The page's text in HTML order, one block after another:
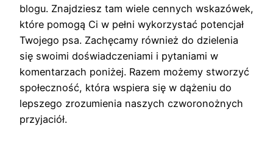
blogu. Znajdziesz tam wiele cennych wskazówek,
które pomogą Ci w pełni wykorzystać potencjał
Twojego psa. Zachęcamy również do dzielenia
się swoimi doświadczeniami i pytaniami w
komentarzach poniżej. Razem możemy stworzyć
społeczność, która wspiera się w dążeniu do
lepszego zrozumienia naszych czworonożnych
przyjaciół.